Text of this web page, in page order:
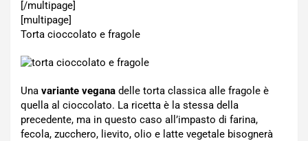
[/multipage]
[multipage]
Torta cioccolato e fragole
Una variante vegana delle torta classica alle fragole è
quella al cioccolato. La ricetta è la stessa della
precedente, ma in questo caso all’impasto di farina,
fecola, zucchero, lievito, olio e latte vegetale bisognerà